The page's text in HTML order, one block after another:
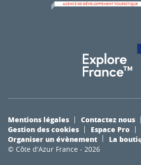
© Côte d'Azur France - 2026
Mentions légales
Contactez nous
Gestion des cookies
Espace Pro
Organiser un évènement
La